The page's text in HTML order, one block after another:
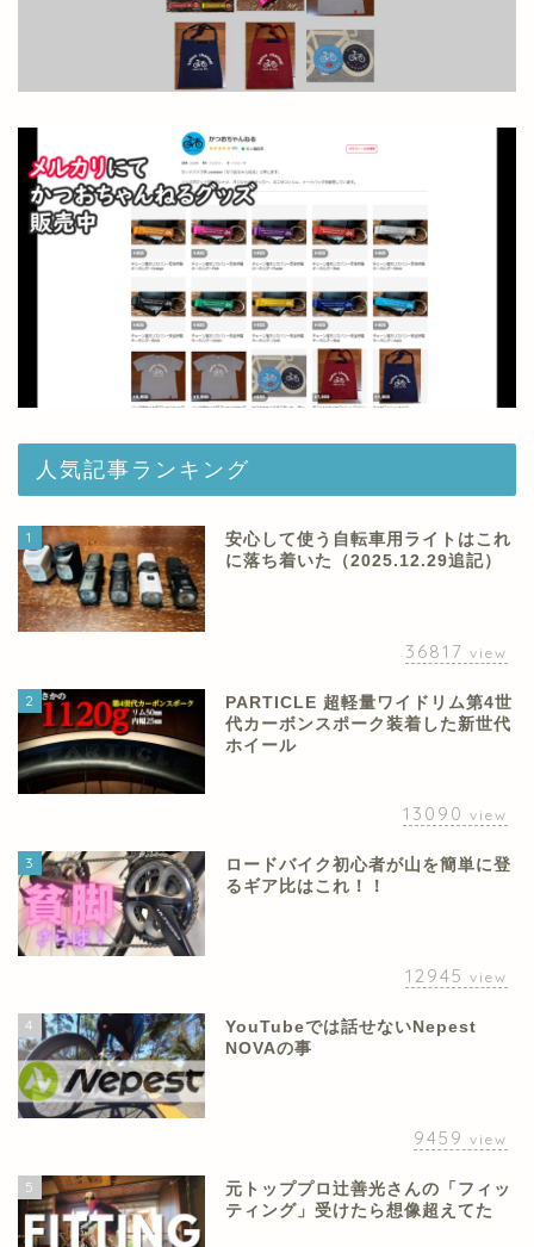
人気記事ランキング
1
安心して使う自転車用ライトはこれ
に落ち着いた（2025.12.29追記）
36817 view
2
PARTICLE 超軽量ワイドリム第4世
代カーボンスポーク装着した新世代
ホイール
13090 view
3
ロードバイク初心者が山を簡単に登
るギア比はこれ！！
12945 view
4
YouTubeでは話せないNepest
NOVAの事
9459 view
5
元トッププロ辻善光さんの「フィッ
ティング」受けたら想像超えてた